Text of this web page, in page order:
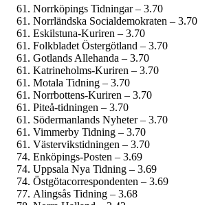
Norrköpings Tidningar – 3.70
Norrländska Social­demokraten – 3.70
Eskilstuna-Kuriren – 3.70
Folkbladet Östergötland – 3.70
Gotlands Allehanda – 3.70
Katrineholms-Kuriren – 3.70
Motala Tidning – 3.70
Norrbottens-Kuriren – 3.70
Piteå-tidningen – 3.70
Söderman­lands Nyheter – 3.70
Vimmerby Tidning – 3.70
Västervikstidningen – 3.70
Enköpings-Posten – 3.69
Uppsala Nya Tidning – 3.69
Östgöta­correspondenten – 3.69
Alingsås Tidning – 3.68